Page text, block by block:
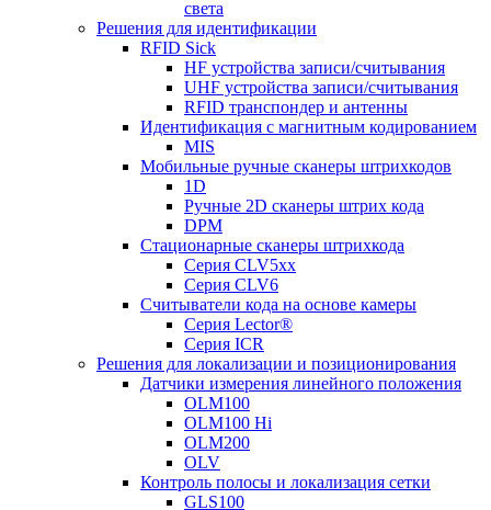
света
Решения для идентификации
RFID Sick
HF устройства записи/считывания
UHF устройства записи/считывания
RFID транспондер и антенны
Идентификация с магнитным кодированием
MIS
Мобильные ручные сканеры штрихкодов
1D
Ручные 2D сканеры штрих кода
DPM
Стационарные сканеры штрихкода
Серия CLV5xx
Серия CLV6
Считыватели кода на основе камеры
Серия Lector®
Серия ICR
Решения для локализации и позиционирования
Датчики измерения линейного положения
OLM100
OLM100 Hi
OLM200
OLV
Контроль полосы и локализация сетки
GLS100